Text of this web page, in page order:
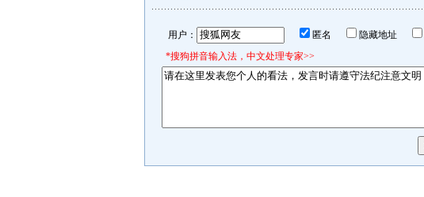
用户： 匿名 隐藏地址
*搜狗拼音输入法，中文处理专家>>